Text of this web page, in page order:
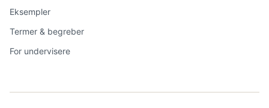
Eksempler
Termer & begreber
For undervisere